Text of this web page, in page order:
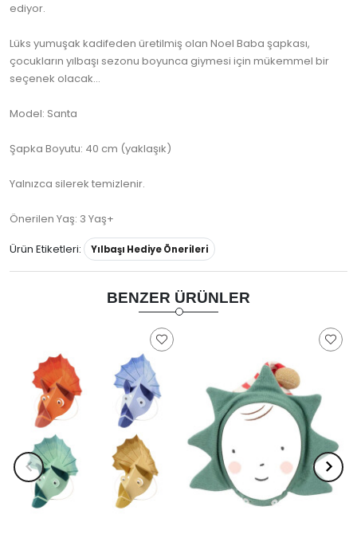
ediyor.
Lüks yumuşak kadifeden üretilmiş olan Noel Baba şapkası,
çocukların yılbaşı sezonu boyunca giymesi için mükemmel bir
seçenek olacak...
Model: Santa
Şapka Boyutu: 40 cm (yaklaşık)
Yalnızca silerek temizlenir.
Önerilen Yaş: 3 Yaş+
Ürün Etiketleri:
Yılbaşı Hediye Önerileri
BENZER ÜRÜNLER